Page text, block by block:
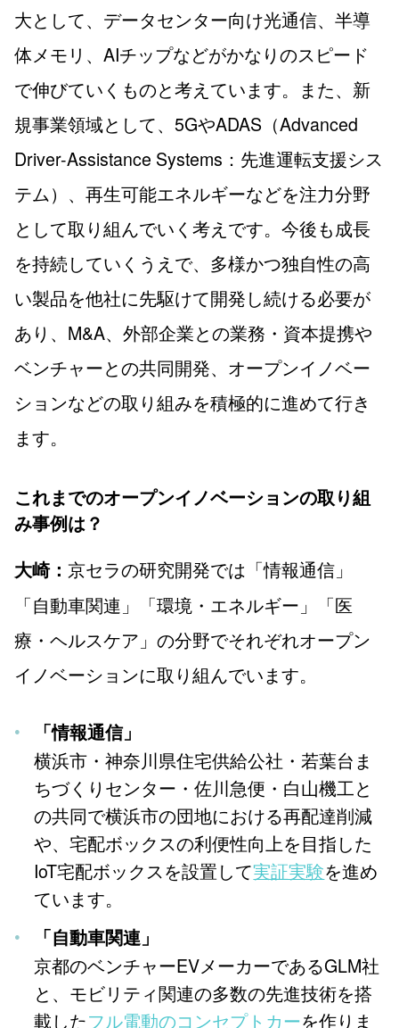
大として、データセンター向け光通信、半導
体メモリ、AIチップなどがかなりのスピード
で伸びていくものと考えています。また、新
規事業領域として、5GやADAS（Advanced
Driver-Assistance Systems：先進運転支援シス
テム）、再生可能エネルギーなどを注力分野
として取り組んでいく考えです。今後も成長
を持続していくうえで、多様かつ独自性の高
い製品を他社に先駆けて開発し続ける必要が
あり、M&A、外部企業との業務・資本提携や
ベンチャーとの共同開発、オープンイノベー
ションなどの取り組みを積極的に進めて行き
ます。
これまでのオープンイノベーションの取り組
み事例は？
大崎： 京セラの研究開発では「情報通信」
「自動車関連」「環境・エネルギー」「医
療・ヘルスケア」の分野でそれぞれオープン
イノベーションに取り組んでいます。
「情報通信」
横浜市・神奈川県住宅供給公社・若葉台ま
ちづくりセンター・佐川急便・白山機工と
の共同で横浜市の団地における再配達削減
や、宅配ボックスの利便性向上を目指した
IoT宅配ボックスを設置して実証実験を進め
ています。
「自動車関連」
京都のベンチャーEVメーカーであるGLM社
と、モビリティ関連の多数の先進技術を搭
載したフル電動のコンセプトカーを作りま